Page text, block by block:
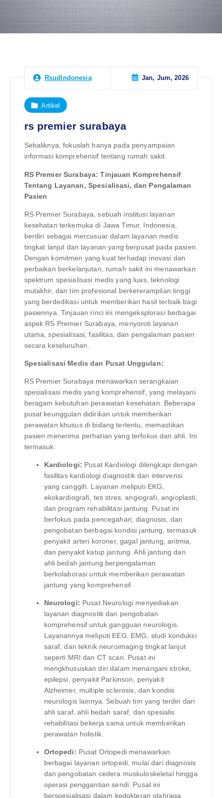
RsudIndonesia Jan, Jum, 2026
Artikel
rs premier surabaya
Sebaliknya, fokuslah hanya pada penyampaian
informasi komprehensif tentang rumah sakit.
RS Premier Surabaya: Tinjauan Komprehensif
Tentang Layanan, Spesialisasi, dan Pengalaman
Pasien
RS Premier Surabaya, sebuah institusi layanan
kesehatan terkemuka di Jawa Timur, Indonesia,
berdiri sebagai mercusuar dalam layanan medis
tingkat lanjut dan layanan yang berpusat pada pasien.
Dengan komitmen yang kuat terhadap inovasi dan
perbaikan berkelanjutan, rumah sakit ini menawarkan
spektrum spesialisasi medis yang luas, teknologi
mutakhir, dan tim profesional berketerampilan tinggi
yang berdedikasi untuk memberikan hasil terbaik bagi
pasiennya. Tinjauan rinci ini mengeksplorasi berbagai
aspek RS Premier Surabaya, menyoroti layanan
utama, spesialisasi, fasilitas, dan pengalaman pasien
secara keseluruhan.
Spesialisasi Medis dan Pusat Unggulan:
RS Premier Surabaya menawarkan serangkaian
spesialisasi medis yang komprehensif, yang melayani
beragam kebutuhan perawatan kesehatan. Beberapa
pusat keunggulan didirikan untuk memberikan
perawatan khusus di bidang tertentu, memastikan
pasien menerima perhatian yang terfokus dan ahli. Ini
termasuk:
Kardiologi: Pusat Kardiologi dilengkapi dengan
fasilitas kardiologi diagnostik dan intervensi
yang canggih. Layanan meliputi EKG,
ekokardiografi, tes stres, angiografi, angioplasti,
dan program rehabilitasi jantung. Pusat ini
berfokus pada pencegahan, diagnosis, dan
pengobatan berbagai kondisi jantung, termasuk
penyakit arteri koroner, gagal jantung, aritmia,
dan penyakit katup jantung. Ahli jantung dan
ahli bedah jantung berpengalaman
berkolaborasi untuk memberikan perawatan
jantung yang komprehensif.
Neurologi: Pusat Neurologi menyediakan
layanan diagnostik dan pengobatan
komprehensif untuk gangguan neurologis.
Layanannya meliputi EEG, EMG, studi konduksi
saraf, dan teknik neuroimaging tingkat lanjut
seperti MRI dan CT scan. Pusat ini
mengkhususkan diri dalam menangani stroke,
epilepsi, penyakit Parkinson, penyakit
Alzheimer, multiple sclerosis, dan kondisi
neurologis lainnya. Sebuah tim yang terdiri dari
ahli saraf, ahli bedah saraf, dan spesialis
rehabilitasi bekerja sama untuk memberikan
perawatan holistik.
Ortopedi: Pusat Ortopedi menawarkan
berbagai layanan ortopedi, mulai dari diagnosis
dan pengobatan cedera muskuloskeletal hingga
operasi penggantian sendi. Pusat ini
berspesialisasi dalam kedokteran olahraga,